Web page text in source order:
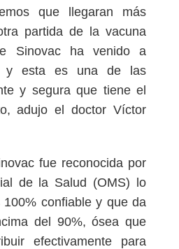
que llegaran más
partida de la vacuna
Sinovac ha venido a
y esta es una de las
y segura que tiene el
adujo el doctor Víctor
fue reconocida por
de la Salud (OMS) lo
confiable y que da
del 90%, ósea que
efectivamente para